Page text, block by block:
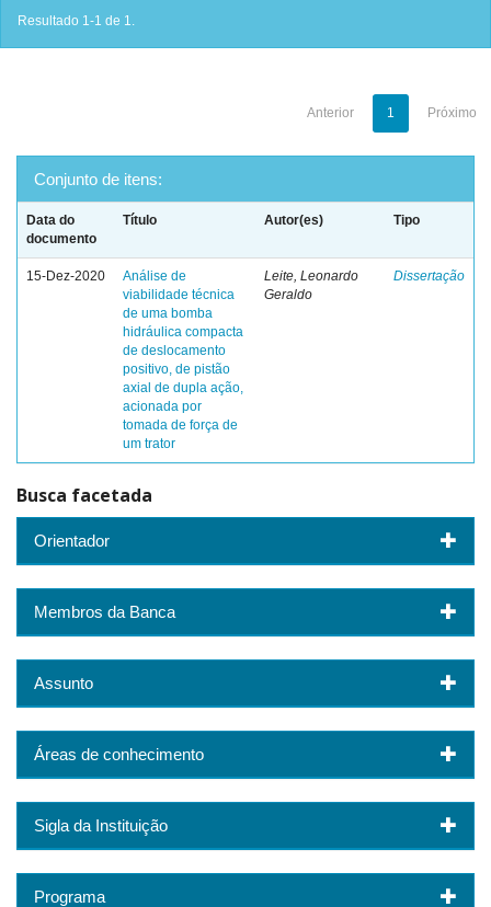
Resultado 1-1 de 1.
Anterior 1 Próximo
Conjunto de itens:
Data do
documento
Título Autor(es) Tipo
15-Dez-2020
Análise de
viabilidade técnica
de uma bomba
hidráulica compacta
de deslocamento
positivo, de pistão
axial de dupla ação,
acionada por
tomada de força de
um trator
Leite, Leonardo
Geraldo
Dissertação
Busca facetada
Orientador
Membros da Banca
Assunto
Áreas de conhecimento
Sigla da Instituição
Programa